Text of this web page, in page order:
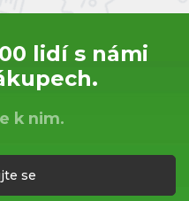
lidí s námi
k nim.
se